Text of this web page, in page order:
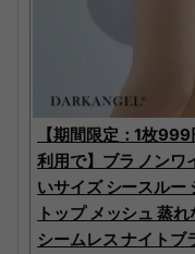
【期間限定：1枚
利用で】ブラ ノンワ
いサイズ シースルー
トップ メッシュ 蒸
シームレス ナイトブ